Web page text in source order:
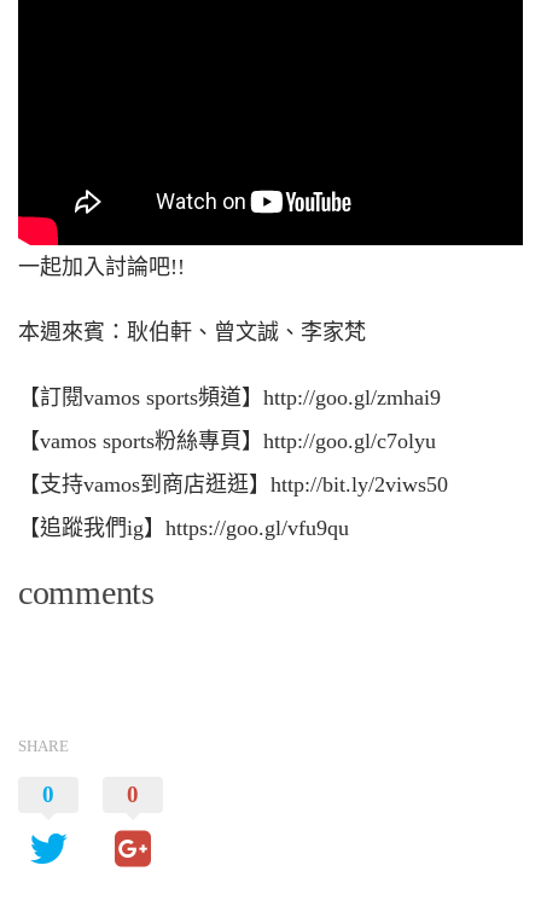
一起加入討論吧!!
本週來賓：耿伯軒、曾文誠、李家梵
【訂閱vamos sports頻道】http://goo.gl/zmhai9
【vamos sports粉絲專頁】http://goo.gl/c7olyu
【支持vamos到商店逛逛】http://bit.ly/2viws50
【追蹤我們ig】https://goo.gl/vfu9qu
comments
SHARE
0 0